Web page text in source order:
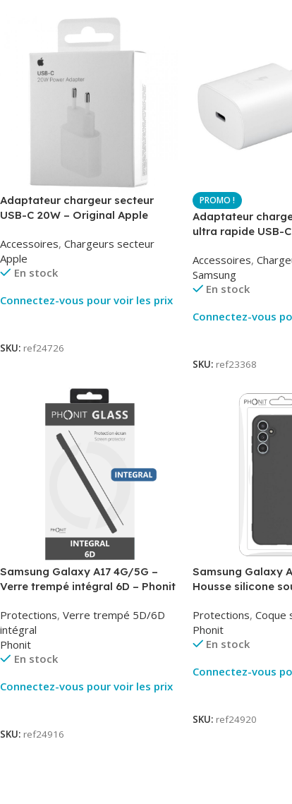
Adaptateur chargeur secteur
USB-C 20W – Original Apple
Accessoires, Chargeurs secteur
Apple
En stock
Connectez-vous pour voir les prix
SKU: ref24726
Adaptateur
ultra rapide USB-
Accessoires,
Samsung
En stock
Connectez-vous
SKU: ref23368
Samsung Galaxy A17 4G/5G –
Verre trempé intégral 6D – Phonit
Protections, Verre trempé 5D/6D
intégral
Phonit
En stock
Connectez-vous pour voir les prix
SKU: ref24916
Samsung Galaxy
Housse silicone
Protections, Coque
Phonit
En stock
Connectez-vous
SKU: ref24920